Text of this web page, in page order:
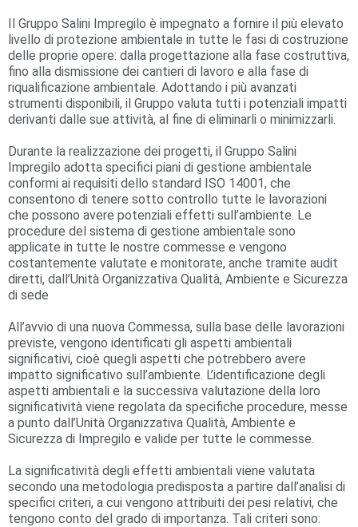
Il Gruppo Salini Impregilo è impegnato a fornire il più elevato
livello di protezione ambientale in tutte le fasi di costruzione
delle proprie opere: dalla progettazione alla fase costruttiva,
fino alla dismissione dei cantieri di lavoro e alla fase di
riqualificazione ambientale. Adottando i più avanzati
strumenti disponibili, il Gruppo valuta tutti i potenziali impatti
derivanti dalle sue attività, al fine di eliminarli o minimizzarli.
Durante la realizzazione dei progetti, il Gruppo Salini
Impregilo adotta specifici piani di gestione ambientale
conformi ai requisiti dello standard ISO 14001, che
consentono di tenere sotto controllo tutte le lavorazioni
che possono avere potenziali effetti sull’ambiente. Le
procedure del sistema di gestione ambientale sono
applicate in tutte le nostre commesse e vengono
costantemente valutate e monitorate, anche tramite audit
diretti, dall’Unità Organizzativa Qualità, Ambiente e Sicurezza
di sede
All’avvio di una nuova Commessa, sulla base delle lavorazioni
previste, vengono identificati gli aspetti ambientali
significativi, cioè quegli aspetti che potrebbero avere
impatto significativo sull’ambiente. L’identificazione degli
aspetti ambientali e la successiva valutazione della loro
significatività viene regolata da specifiche procedure, messe
a punto dall’Unità Organizzativa Qualità, Ambiente e
Sicurezza di Impregilo e valide per tutte le commesse.
La significatività degli effetti ambientali viene valutata
secondo una metodologia predisposta a partire dall’analisi di
specifici criteri, a cui vengono attribuiti dei pesi relativi, che
tengono conto del grado di importanza. Tali criteri sono: